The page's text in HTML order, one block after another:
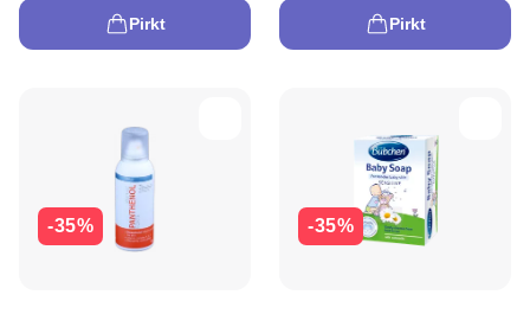
Pirkt Pirkt
-35% -35%